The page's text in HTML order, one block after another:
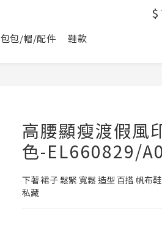
$
包包/帽/配件 鞋款
高腰顯瘦渡假風
色-EL660829/
下著 裙子 鬆緊 寬鬆 造型 百搭 帆布
私藏